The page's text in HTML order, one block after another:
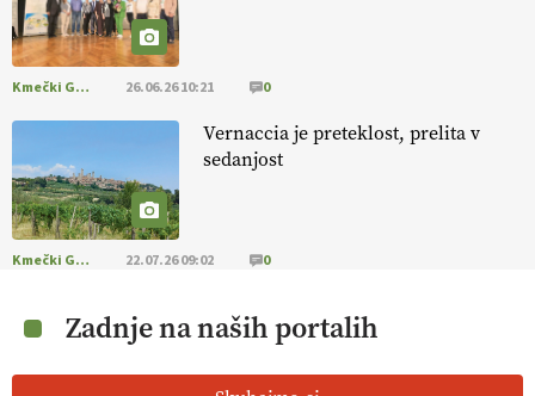
Kmečki Glas 26.06.26 10:21 0
Vernaccia je preteklost, prelita v
sedanjost
Kmečki Glas 22.07.26 09:02 0
Zadnje na naših portalih